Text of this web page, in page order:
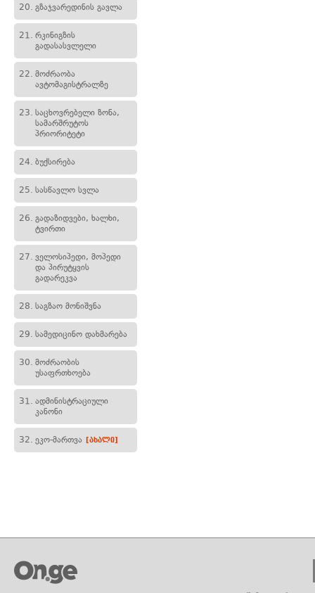
20. გზაჯვარედინის გავლა
21. რკინიგზის
გადასასვლელი
22. მოძრაობა
ავტომაგისტრალზე
23. საცხოვრებელი ზონა,
სამარშრუტოს
პრიორიტეტი
24. ბუქსირება
25. სასწავლო სვლა
26. გადაზიდვები, ხალხი,
ტვირთი
27. ველოსიპედი, მოპედი
და პირუტყვის
გადარეკვა
28. საგზაო მონიშვნა
29. სამედიცინო დახმარება
30. მოძრაობის
უსაფრთხოება
31. ადმინისტრაციული
კანონი
32. ეკო-მართვა [ახალი]